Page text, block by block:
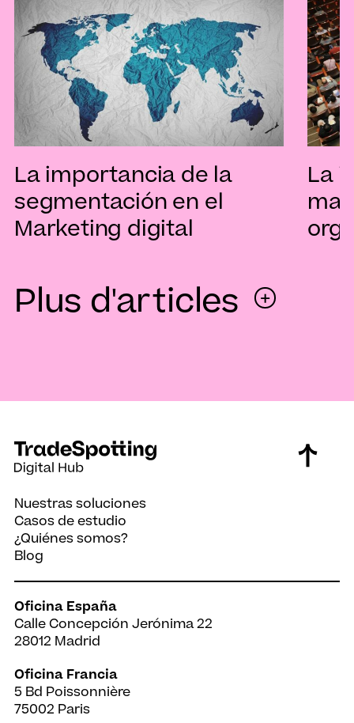
La importancia de la
segmentación en el
Marketing digital
La
Plus d'articles +
La importancia del
marketing digital en la
organización de eventos
Nuestras soluciones
Casos de estudio
¿Quiénes somos?
Blog
Oficina España
Calle Concepción Jerónima 22
28012 Madrid
Oficina Francia
5 Bd Poissonnière
75002 Paris